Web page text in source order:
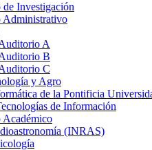
Investigación
Administrativo
A
B
C
y Agro
de la Pontificia
de Información
Académico
(INRAS)